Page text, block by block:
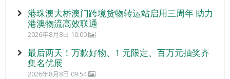
港珠澳大桥澳门跨境货物转运站启用三周年 助力
港澳物流高效联通
2026年8月8日 10:00
最后两天！万款好物、1 元限定、百万元抽奖齐
集名优展
2026年8月8日 09:54